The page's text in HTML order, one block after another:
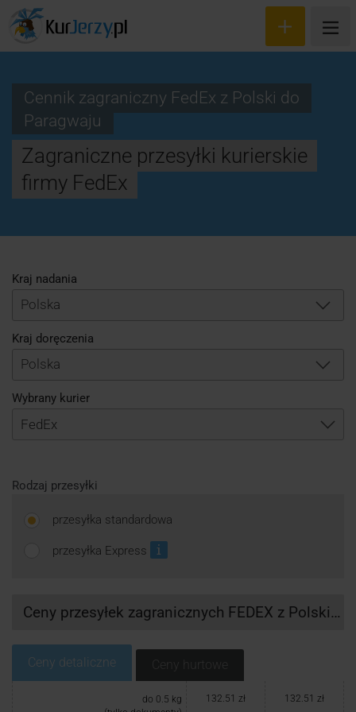
Wyceń przesyłkę
Zamów kuriera
Blog
Cennik zagraniczny FedEx z Polski do
Paragwaju
Zagraniczne przesyłki kurierskie
firmy FedEx
Kraj nadania
Polska
Kraj doręczenia
Polska
Wybrany kurier
przesyłka standardowa
przesyłka Express
Rodzaj przesyłki
Ceny przesyłek zagranicznych FEDEX z Polski do Paragwaju
Ceny detaliczne
do 0.5 kg
132.51 zł 132.51 zł